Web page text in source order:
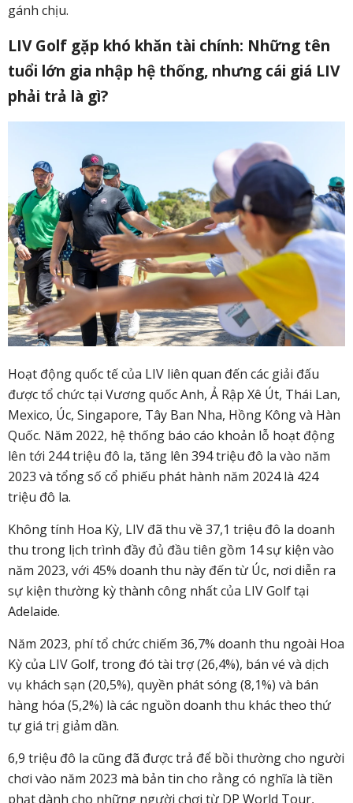
gánh chịu.
LIV Golf gặp khó khăn tài chính: Những tên
tuổi lớn gia nhập hệ thống, nhưng cái giá LIV
phải trả là gì?
Hoạt động quốc tế của LIV liên quan đến các giải đấu
được tổ chức tại Vương quốc Anh, Ả Rập Xê Út, Thái Lan,
Mexico, Úc, Singapore, Tây Ban Nha, Hồng Kông và Hàn
Quốc. Năm 2022, hệ thống báo cáo khoản lỗ hoạt động
lên tới 244 triệu đô la, tăng lên 394 triệu đô la vào năm
2023 và tổng số cổ phiếu phát hành năm 2024 là 424
triệu đô la.
Không tính Hoa Kỳ, LIV đã thu về 37,1 triệu đô la doanh
thu trong lịch trình đầy đủ đầu tiên gồm 14 sự kiện vào
năm 2023, với 45% doanh thu này đến từ Úc, nơi diễn ra
sự kiện thường kỳ thành công nhất của LIV Golf tại
Adelaide.
Năm 2023, phí tổ chức chiếm 36,7% doanh thu ngoài Hoa
Kỳ của LIV Golf, trong đó tài trợ (26,4%), bán vé và dịch
vụ khách sạn (20,5%), quyền phát sóng (8,1%) và bán
hàng hóa (5,2%) là các nguồn doanh thu khác theo thứ
tự giá trị giảm dần.
6,9 triệu đô la cũng đã được trả để bồi thường cho người
chơi vào năm 2023 mà bản tin cho rằng có nghĩa là tiền
phạt dành cho những người chơi từ DP World Tour,